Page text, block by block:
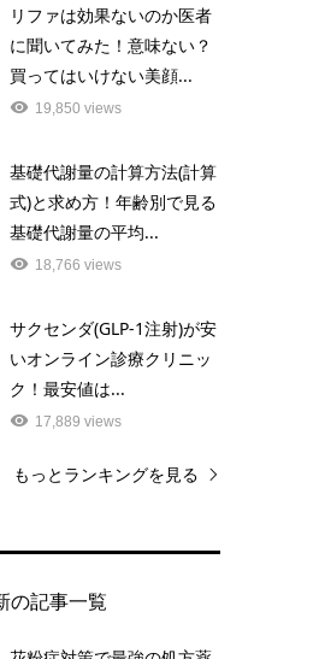
リファは効果ないのか医者
に聞いてみた！意味ない？
買ってはいけない美顔...
19,850 views
基礎代謝量の計算方法(計算
式)と求め方！年齢別で見る
基礎代謝量の平均...
18,766 views
サクセンダ(GLP-1注射)が安
いオンライン診療クリニッ
ク！最安値は...
17,889 views
もっとランキングを見る
の記事一覧